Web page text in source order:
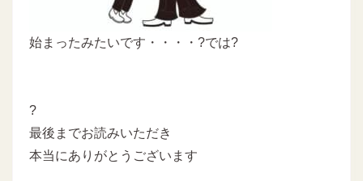
始まったみたいです・・・・?では?
?
最後までお読みいただき
本当にありがとうございます